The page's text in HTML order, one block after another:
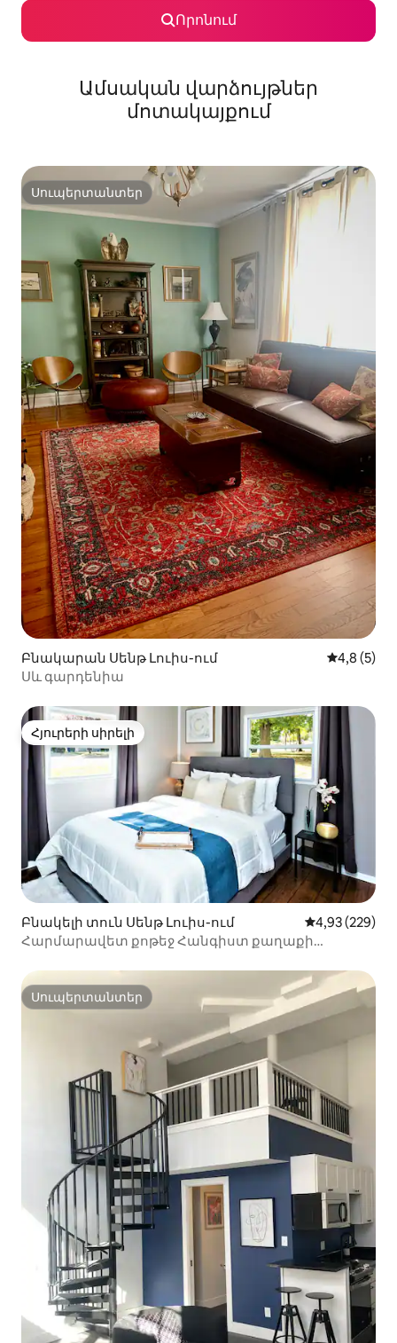
Որոնում
Ամսական վարձույթներ
մոտակայքում
Սուպերտանտեր
Սուպերտանտեր
Բնակարան Սենթ Լուիս-ում Միջին
4,8 (5)
Սև գարդենիա
Հյուրերի սիրելի
Հյուրերի սիրելի
Բնակելի տուն Սենթ Լուիս-ում Միջին
4,93 (229)
Հարմարավետ քոթեջ Հանգիստ քաղաքի
Սուպերտանտեր
Սուպերտանտեր